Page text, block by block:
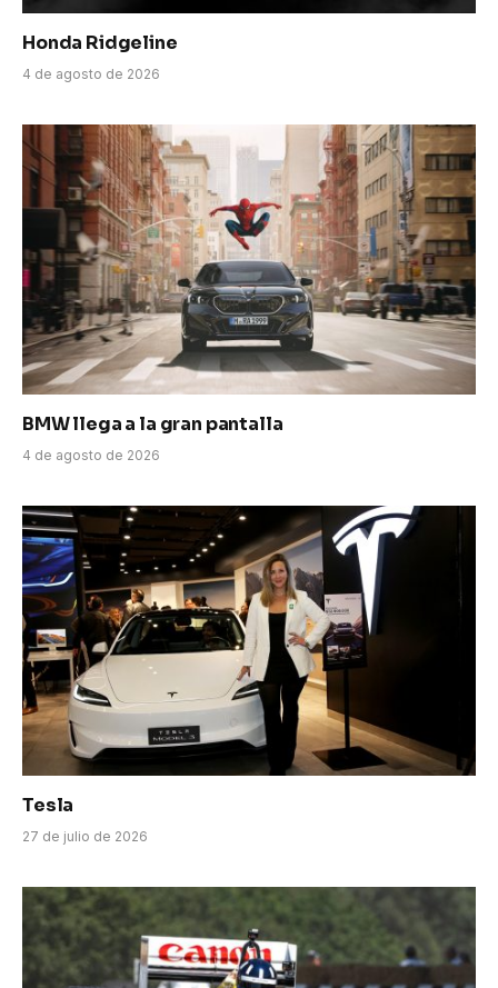
Honda Ridgeline
4 de agosto de 2026
BMW llega a la gran pantalla
4 de agosto de 2026
Tesla
27 de julio de 2026